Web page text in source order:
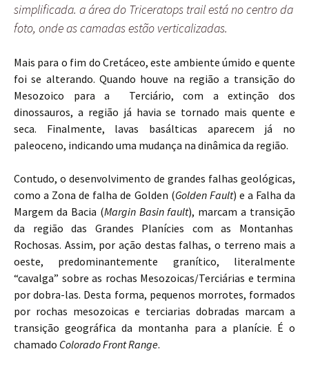
simplificada. a área do Triceratops trail está no centro da
foto, onde as camadas estão verticalizadas.
Mais para o fim do Cretáceo, este ambiente úmido e quente
foi se alterando. Quando houve na região a transição do
Mesozoico para a Terciário, com a extinção dos
dinossauros, a região já havia se tornado mais quente e
seca. Finalmente, lavas basálticas aparecem já no
paleoceno, indicando uma mudança na dinâmica da região.
Contudo, o desenvolvimento de grandes falhas geológicas,
como a Zona de falha de Golden (Golden Fault) e a Falha da
Margem da Bacia (Margin Basin fault), marcam a transição
da região das Grandes Planícies com as Montanhas
Rochosas. Assim, por ação destas falhas, o terreno mais a
oeste, predominantemente granítico, literalmente
“cavalga” sobre as rochas Mesozoicas/Terciárias e termina
por dobra-las. Desta forma, pequenos morrotes, formados
por rochas mesozoicas e terciarias dobradas marcam a
transição geográfica da montanha para a planície. É o
chamado Colorado Front Range.